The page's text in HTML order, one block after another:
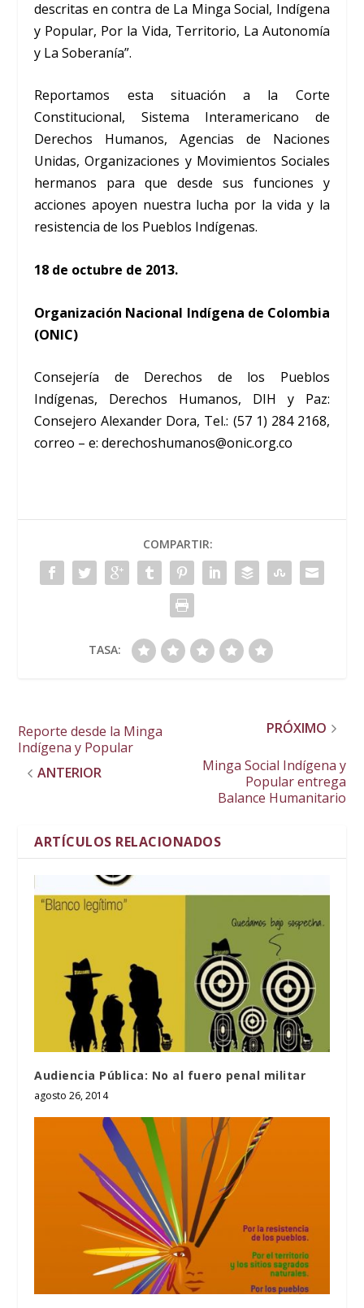
descritas en contra de La Minga Social, Indígena
y Popular, Por la Vida, Territorio, La Autonomía
y La Soberanía”.
Reportamos esta situación a la Corte
Constitucional, Sistema Interamericano de
Derechos Humanos, Agencias de Naciones
Unidas, Organizaciones y Movimientos Sociales
hermanos para que desde sus funciones y
acciones apoyen nuestra lucha por la vida y la
resistencia de los Pueblos Indígenas.
18 de octubre de 2013.
Organización Nacional Indígena de Colombia
(ONIC)
Consejería de Derechos de los Pueblos
Indígenas, Derechos Humanos, DIH y Paz:
Consejero Alexander Dora, Tel.: (57 1) 284 2168,
correo – e: derechoshumanos@onic.org.co
COMPARTIR:
TASA:
Reporte desde la Minga
Indígena y Popular
ANTERIOR
PRÓXIMO
Minga Social Indígena y
Popular entrega
Balance Humanitario
ARTÍCULOS RELACIONADOS
Audiencia Pública: No al fuero penal militar
agosto 26, 2014